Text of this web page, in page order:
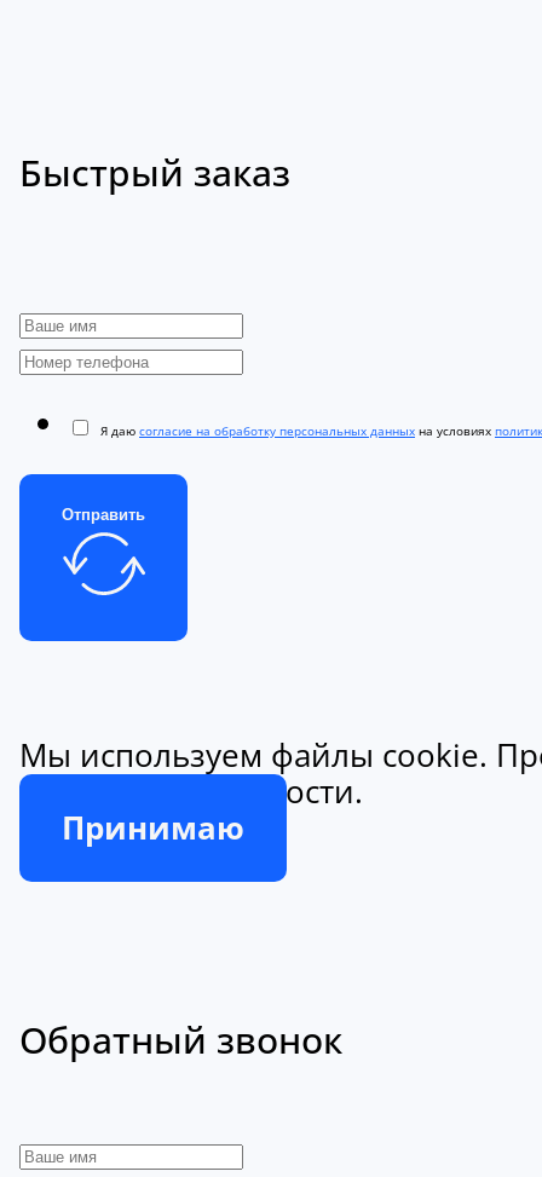
Быстрый заказ
Я даю согласие на обработку персональных данных на условиях
Отправить
Мы используем файлы cookie.
конфиденциальности.
Принимаю
Обратный звонок